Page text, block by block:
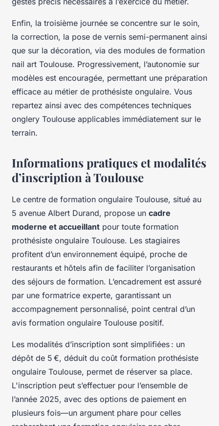
Enfin, la troisième journée se concentre sur le soin,
la correction, la pose de vernis semi-permanent ainsi
que sur la décoration, via des modules de formation
nail art Toulouse. Progressivement, l’autonomie sur
modèles est encouragée, permettant une préparation
efficace au métier de prothésiste ongulaire. Vous
repartez ainsi avec des compétences techniques
onglery Toulouse applicables immédiatement sur le
terrain.
Informations pratiques et modalités
d’inscription à Toulouse
Le centre de formation ongulaire Toulouse, situé au
5 avenue Albert Durand, propose un cadre
moderne et accueillant pour toute formation
prothésiste ongulaire Toulouse. Les stagiaires
profitent d’un environnement équipé, proche de
restaurants et hôtels afin de faciliter l’organisation
des séjours de formation. L’encadrement est assuré
par une formatrice experte, garantissant un
accompagnement personnalisé, point central d’un
avis formation ongulaire Toulouse positif.
Les modalités d’inscription sont simplifiées : un
dépôt de 5 €, déduit du coût formation prothésiste
ongulaire Toulouse, permet de réserver sa place.
L'inscription peut s’effectuer pour l’ensemble de
l’année 2025, avec des options de paiement en
plusieurs fois—un argument phare pour celles